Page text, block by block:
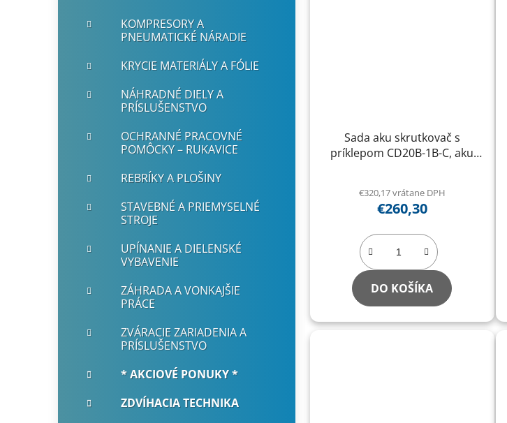
KOMPRESORY A
PNEUMATICKÉ NÁRADIE
KRYCIE MATERIÁLY A FÓLIE
NÁHRADNÉ DIELY A
PRÍSLUŠENSTVO
OCHRANNÉ PRACOVNÉ
POMÔCKY – RUKAVICE
REBRÍKY A PLOŠINY
STAVEBNÉ A PRIEMYSELNÉ
STROJE
UPÍNANIE A DIELENSKÉ
VYBAVENIE
ZÁHRADA A VONKAJŠIE
PRÁCE
ZVÁRACIE ZARIADENIA A
PRÍSLUŠENSTVO
* AKCIOVÉ PONUKY *
ZDVÍHACIA TECHNIKA
Sada aku skrutkovač s
príklepom CD20B-1B-C, aku
€320,17 vrátane DPH
€260,30
DO KOŠÍKA